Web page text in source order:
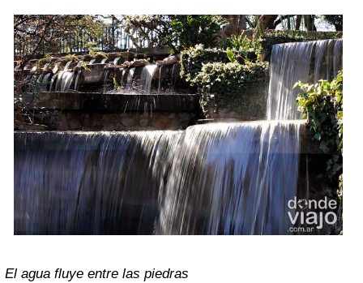
El agua fluye entre las piedras